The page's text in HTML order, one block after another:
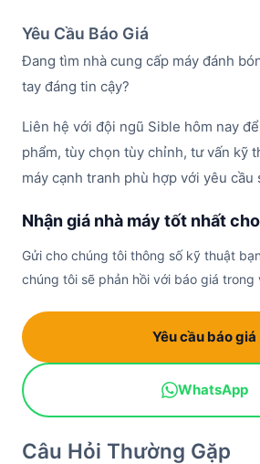
Yêu Cầu Báo Giá
Đang tìm nhà cung cấp máy đánh
tay đáng tin cậy?
Liên hệ với đội ngũ Sible hôm nay
phẩm, tùy chọn tùy chỉnh, tư vấn kỹ
máy cạnh tranh phù hợp với yêu cầu
Nhận giá nhà máy tốt nhất
Gửi cho chúng tôi thông số kỹ thuật
chúng tôi sẽ phản hồi với báo giá trong
Yêu cầu báo giá
WhatsApp
Câu Hỏi Thường Gặp